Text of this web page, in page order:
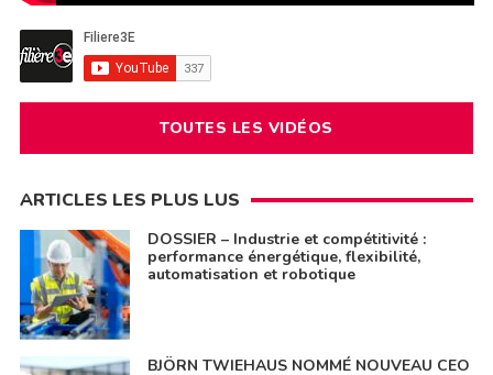
TOUTES LES VIDÉOS
ARTICLES LES PLUS LUS
DOSSIER – Industrie et compétitivité :
performance énergétique, flexibilité,
automatisation et robotique
BJÖRN TWIEHAUS NOMMÉ NOUVEAU CEO